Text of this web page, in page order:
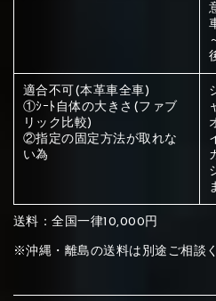
メイン生地は下記16種類から
赤く塗られて
ー選択くださ
サブ生地は下記16種類からご
赤く塗られて
ください
刺繍は下記21種類からご選択
赤く塗られて
ください
刺繍は下記21種類からご選択く
赤く塗られて
ください
刺繍は下記21種類からご選択く
適合不可(本革車全車)
①ｼｰﾄ自体の大きさ(ファブ
リック比較)
②指定の固定方法が取れな
い為
送料：全国一律10,000円
※沖縄・離島の送料は別途ご相談